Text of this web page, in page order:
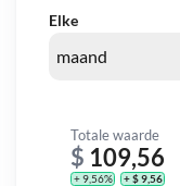
Elke
Totale waarde
$ 109,56
+ 9,56% + $ 9,56